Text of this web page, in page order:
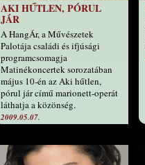
AKI HŰTLEN, PÓRUL
JÁR
A HangÁr, a Művészetek
Palotája családi és ifjúsági
programcsomagja
Matinékoncertek sorozatában
május 10-én az Aki hűtlen,
pórul jár című marionett-operát
láthatja a közönség.
2009.05.07.